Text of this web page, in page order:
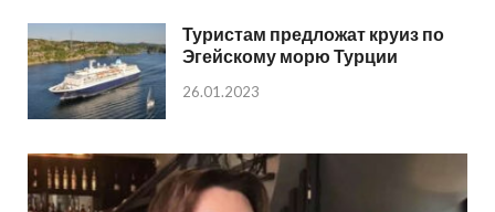
Туристам предложат круиз по
Эгейскому морю Турции
26.01.2023